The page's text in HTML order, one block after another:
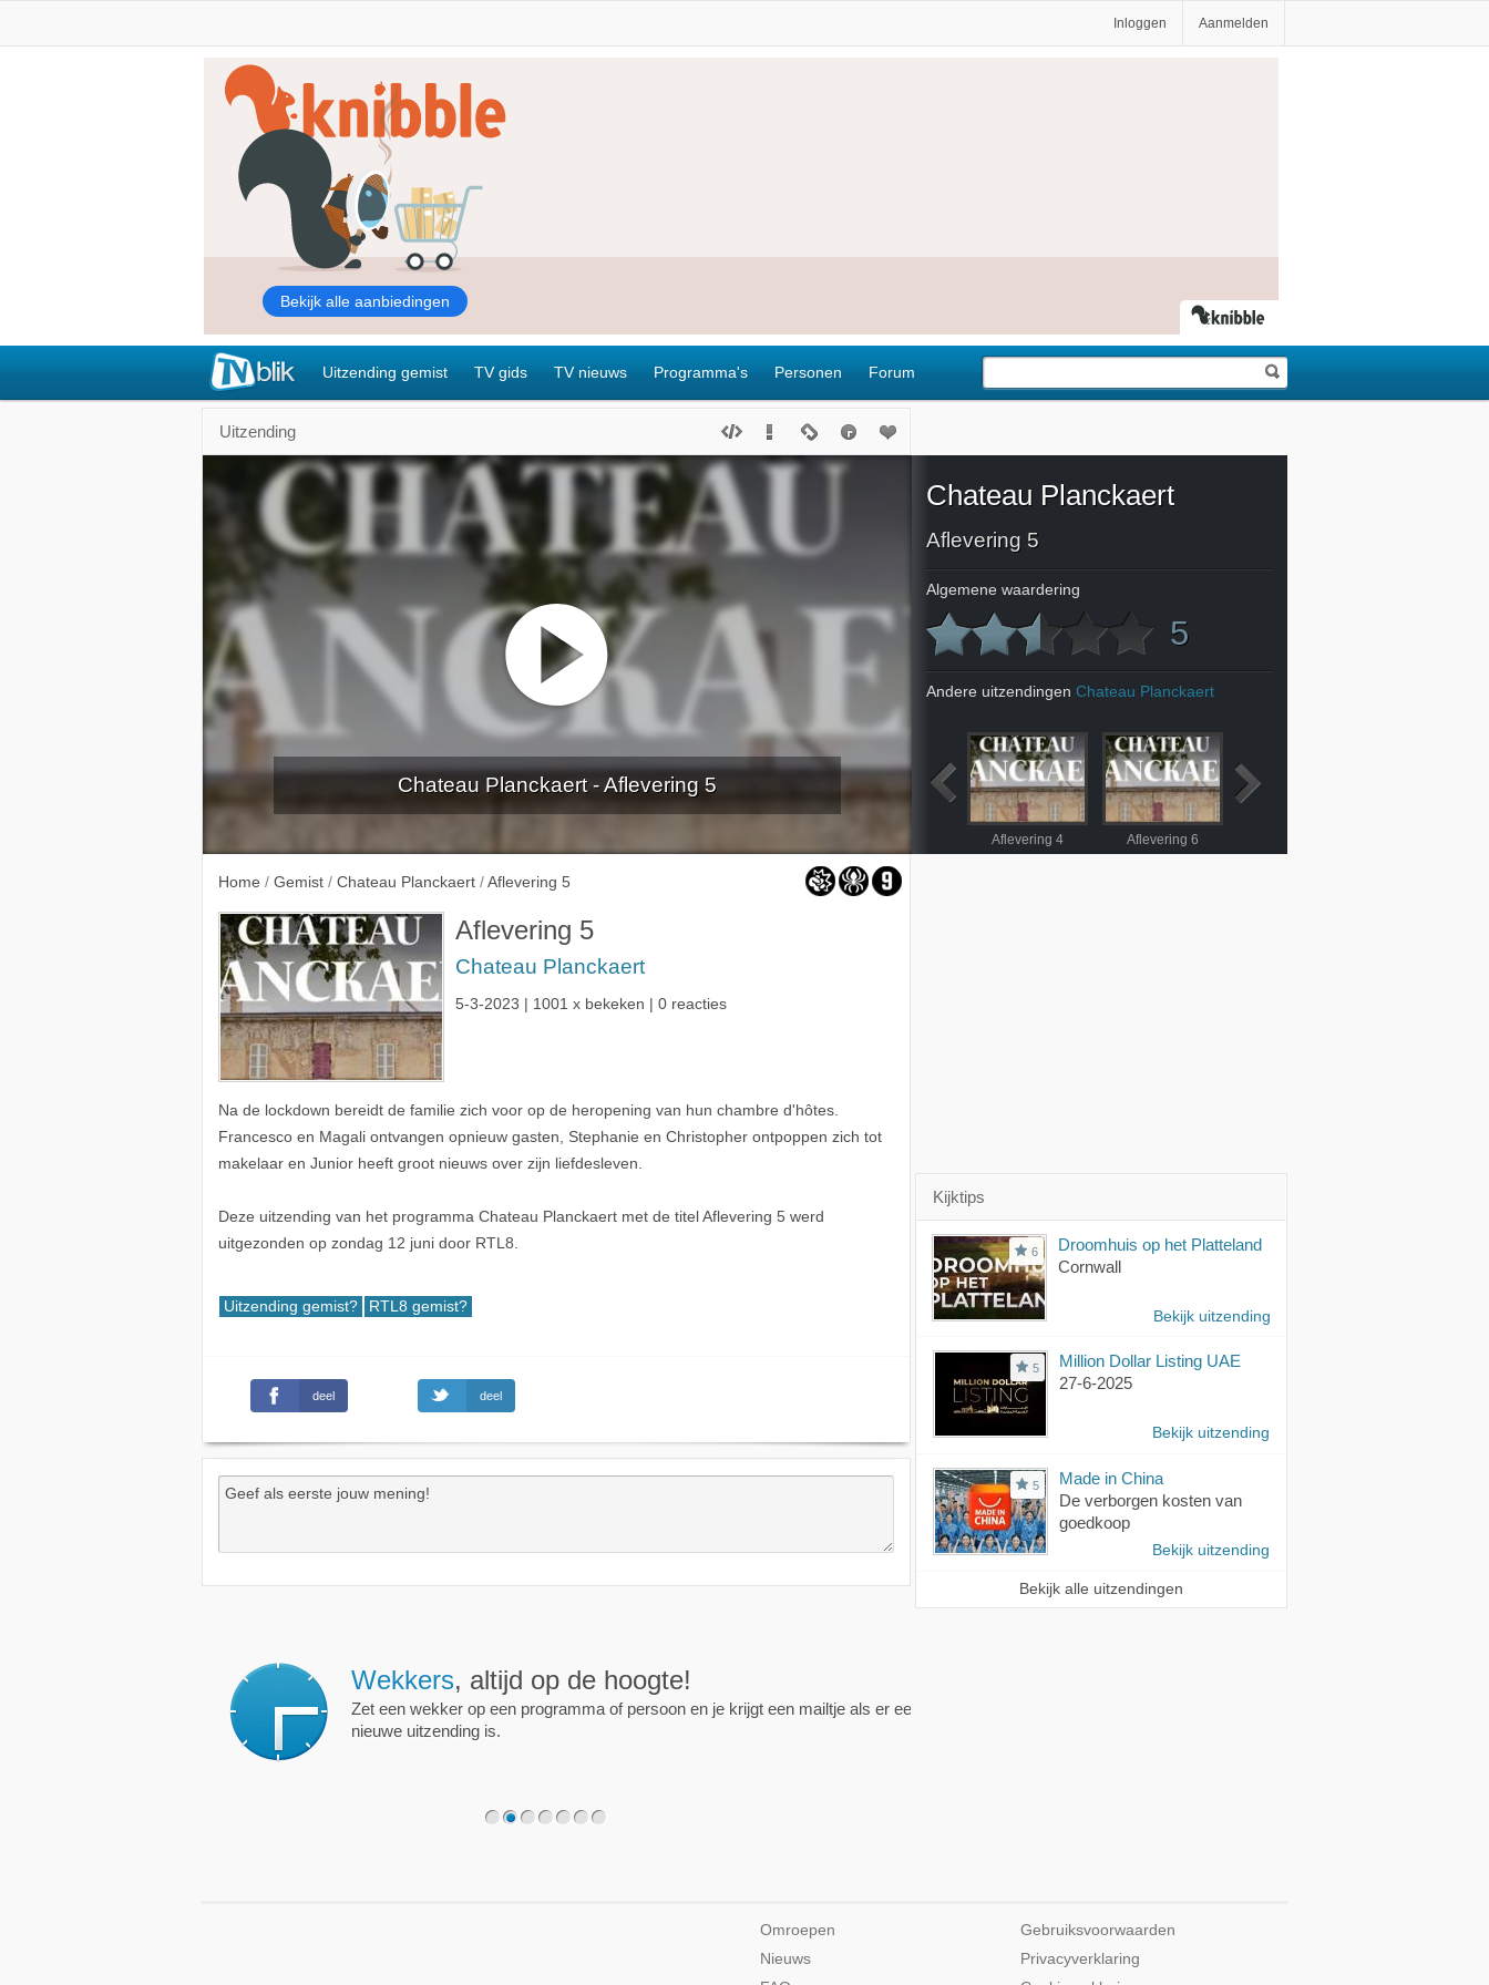
Inloggen Aanmelden
Uitzending gemist TV gids TV nieuws Programma's Personen Forum
Uitzending
Chateau Planckaert - Aflevering 5
Home / Gemist / Chateau Planckaert / Aflevering 5
Aflevering 5
Chateau Planckaert
5-3-2023 | 1001 x bekeken | 0 reacties
Na de lockdown bereidt de familie zich voor op de heropening van hun chambre d'hôtes.
Francesco en Magali ontvangen opnieuw gasten, Stephanie en Christopher ontpoppen zich tot
makelaar en Junior heeft groot nieuws over zijn liefdesleven.
Deze uitzending van het programma Chateau Planckaert met de titel Aflevering 5 werd
uitgezonden op zondag 12 juni door RTL8.
Uitzending gemist? RTL8 gemist?
deel deel
Chateau Planckaert
Aflevering 5
Algemene waardering
5
Andere uitzendingen Chateau Planckaert
Aflevering 4 Aflevering 6
Kijktips
6
Droomhuis op het Platteland
Cornwall
Bekijk uitzending
5
Million Dollar Listing UAE
27-6-2025
Bekijk uitzending
5
Made in China
De verborgen kosten van
goedkoop
Bekijk uitzending
Bekijk alle uitzendingen
Wekkers, altijd op de hoogte!
Zet een wekker op een programma of persoon en je krijgt een mailtje als er een
nieuwe uitzending is.
Omroepen
Nieuws
Gebruiksvoorwaarden
Privacyverklaring